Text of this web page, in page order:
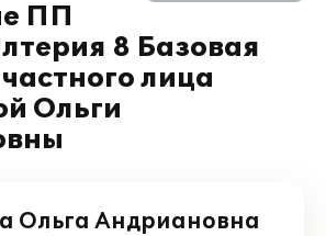
ПП
8 Базовая
лица
Ольги
Ольга Андриановна